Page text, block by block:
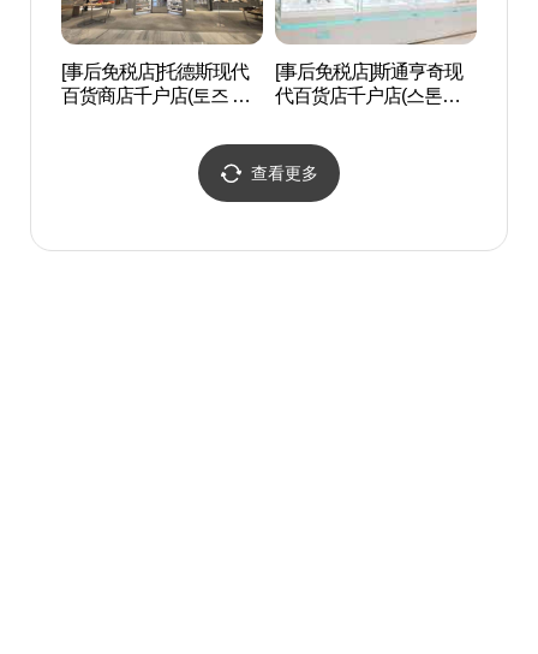
[事后免税店]托德斯现代
百货商店千户店(토즈 현
[事后免税店]斯通亨奇现
代百货店千户店(스톤헨
查看更多